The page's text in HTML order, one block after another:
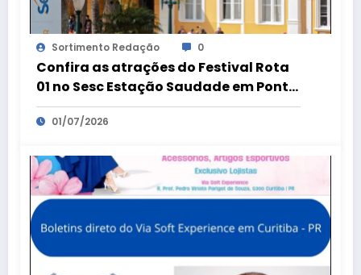
Sortimento Redação 0
Confira as atrações do Festival Rota
01 no Sesc Estação Saudade em Ponta
Grossa
01/07/2026